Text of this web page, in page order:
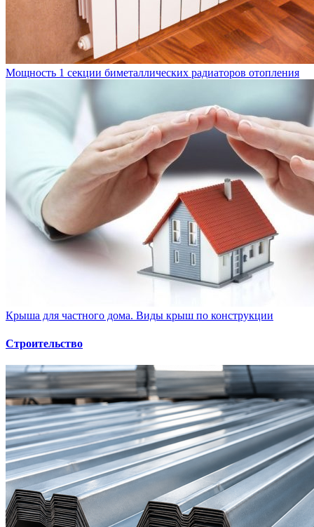
Мощность 1 секции биметаллических радиаторов отопления
Крыша для частного дома. Виды крыш по конструкции
Строительство